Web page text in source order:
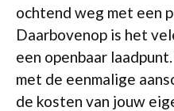
ochtend weg met een
Daarbovenop is het
een openbaar
met de eenmalige
de kosten van jouw